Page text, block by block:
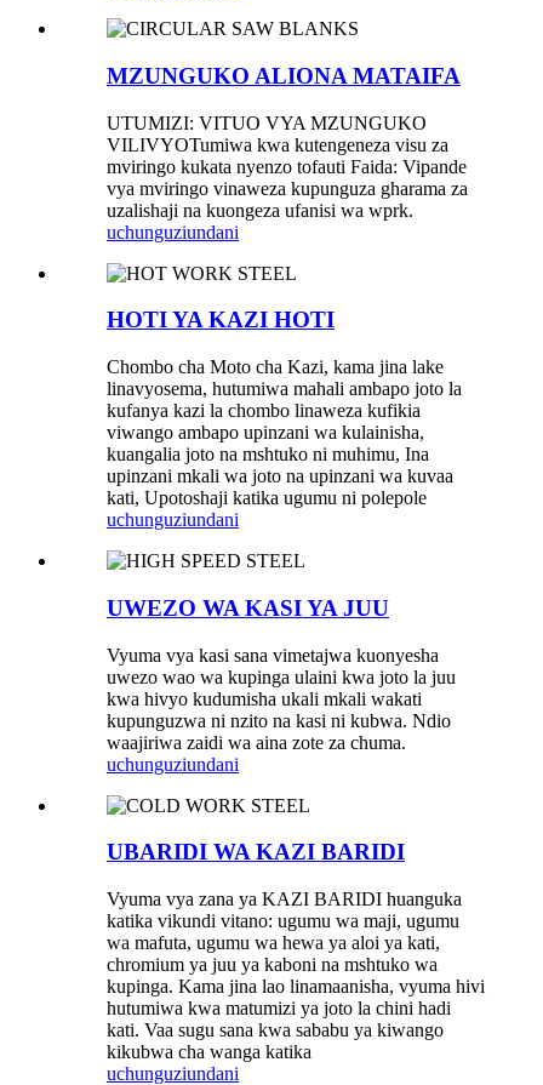
MZUNGUKO ALIONA MATAIFA
UTUMIZI: VITUO VYA MZUNGUKO
VILIVYOTumiwa kwa kutengeneza visu za
mviringo kukata nyenzo tofauti Faida: Vipande
vya mviringo vinaweza kupunguza gharama za
uzalishaji na kuongeza ufanisi wa wprk.
uchunguziundani
HOTI YA KAZI HOTI
Chombo cha Moto cha Kazi, kama jina lake
linavyosema, hutumiwa mahali ambapo joto la
kufanya kazi la chombo linaweza kufikia
viwango ambapo upinzani wa kulainisha,
kuangalia joto na mshtuko ni muhimu, Ina
upinzani mkali wa joto na upinzani wa kuvaa
kati, Upotoshaji katika ugumu ni polepole
uchunguziundani
UWEZO WA KASI YA JUU
Vyuma vya kasi sana vimetajwa kuonyesha
uwezo wao wa kupinga ulaini kwa joto la juu
kwa hivyo kudumisha ukali mkali wakati
kupunguzwa ni nzito na kasi ni kubwa. Ndio
waajiriwa zaidi wa aina zote za chuma.
uchunguziundani
UBARIDI WA KAZI BARIDI
Vyuma vya zana ya KAZI BARIDI huanguka
katika vikundi vitano: ugumu wa maji, ugumu
wa mafuta, ugumu wa hewa ya aloi ya kati,
chromium ya juu ya kaboni na mshtuko wa
kupinga. Kama jina lao linamaanisha, vyuma hivi
hutumiwa kwa matumizi ya joto la chini hadi
kati. Vaa sugu sana kwa sababu ya kiwango
kikubwa cha wanga katika
uchunguziundani